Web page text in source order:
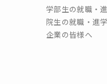
学部生の就職・
院生の就職・進
企業の皆様へ